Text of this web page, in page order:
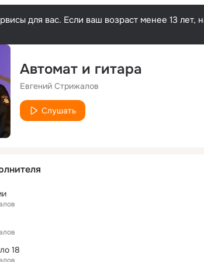
для вас. Если ваш возраст менее 13
Автомат и гитара
Евгений Стрижалов
Слушать
18